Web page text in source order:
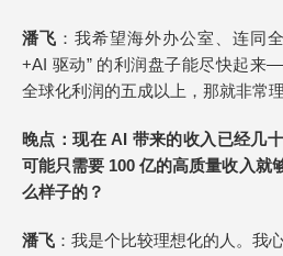
潘飞 ：我希望海外办公室、连同
+AI 驱动” 的利润盘子能尽快起来
全球化利润的五成以上，那就非常理
晚点 ：现在 AI 带来的收入已经几
可能只需要 100 亿的高质量收入就
么样子的？
潘飞 ：我是个比较理想化的人。我